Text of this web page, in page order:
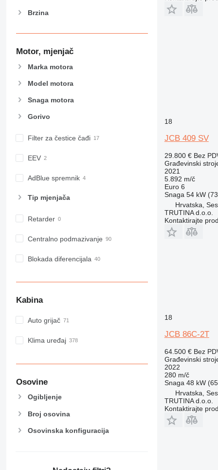
AP
CB
E-series
F-series
IT
M-series
NR
Brzina
Motor, mjenjač
Marka motora
Model motora
Snaga motora
Gorivo
Filter za čestice čađi
EEV
AdBlue spremnik
Tip mјenjača
Retarder
Centralno podmazivanje
Blokada diferencijala
Kabina
Auto grijač
Klima uređaj
Osovine
Ogibljenje
Broj osovina
Osovinska konfiguracija
18
JCB 409 SV
29.800 € Bez
Građevinski
2021
5.892 m/č
Euro 6
Snaga 54 kW
Hrvatska,
TRUTINA d.o.o.
Kontaktirajte
18
JCB 86C-2T
64.500 € Bez
Građevinski
2022
280 m/č
Snaga 48 kW
Hrvatska,
TRUTINA d.o.o.
Kontaktirajte